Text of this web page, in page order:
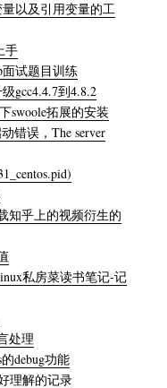
量以及引用变量的工
手
面试题目训练
级gcc4.4.7到4.8.2
swoole拓展的安装
错误，The server
知乎上的视频衍生的
私房菜读书笔记-记
处理
的debug功能
理解的记录